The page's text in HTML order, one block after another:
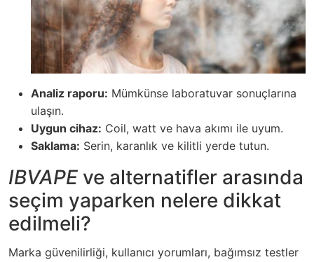
Analiz raporu: Mümkünse laboratuvar sonuçlarına
ulaşın.
Uygun cihaz: Coil, watt ve hava akımı ile uyum.
Saklama: Serin, karanlık ve kilitli yerde tutun.
IBVAPE ve alternatifler arasında
seçim yaparken nelere dikkat
edilmeli?
Marka güvenilirliği, kullanıcı yorumları, bağımsız testler